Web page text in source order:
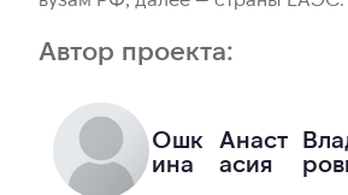
Автор проекта:
Ошк
ина
Анаст
асия